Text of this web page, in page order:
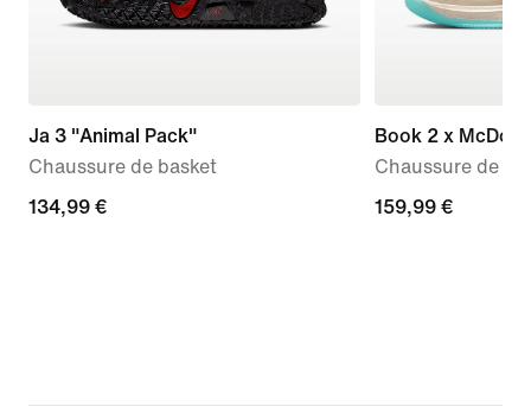
Ja 3 "Animal Pack"
Chaussure de basket
134,99 €
134,99 €
Book 2 x
Chaussure de
159,99 €
159,99 €